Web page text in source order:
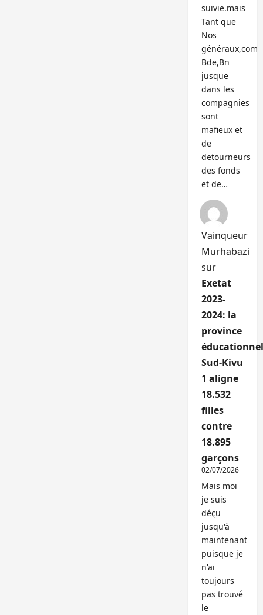
suivie.mais
Tant que
Nos
généraux,com
Bde,Bn
jusque
dans les
compagnies
sont
mafieux et
de
detourneurs
des fonds
et de…
Vainqueur
Murhabazi
sur
Exetat
2023-
2024: la
province
Sud-Kivu
1 aligne
18.532
filles
contre
18.895
garçons
02/07/2026
Mais moi
je suis
déçu
jusqu'à
maintenant
puisque je
n'ai
toujours
pas trouvé
le